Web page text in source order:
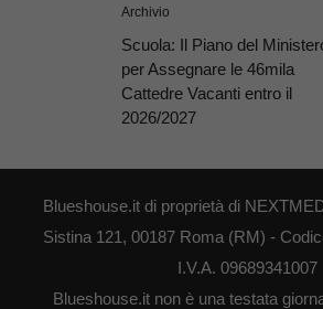
Archivio
Scuola: Il Piano del
per Assegnare le 46mila
Cattedre Vacanti entro il
2026/2027
Blueshouse.it di proprietà di
Sistina 121, 00187 Roma (RM) -
I.V.A. 09689341007
Blueshouse.it non è una testata